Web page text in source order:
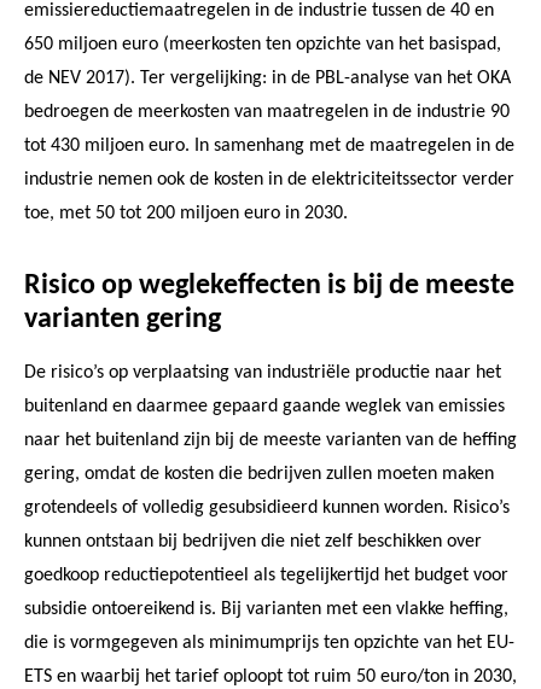
emissiereductiemaatregelen in de industrie tussen de 40 en
650 miljoen euro (meerkosten ten opzichte van het basispad,
de NEV 2017). Ter vergelijking: in de PBL-analyse van het OKA
bedroegen de meerkosten van maatregelen in de industrie 90
tot 430 miljoen euro. In samenhang met de maatregelen in de
industrie nemen ook de kosten in de elektriciteitssector verder
toe, met 50 tot 200 miljoen euro in 2030.
Risico op weglekeffecten is bij de meeste
varianten gering
De risico’s op verplaatsing van industriële productie naar het
buitenland en daarmee gepaard gaande weglek van emissies
naar het buitenland zijn bij de meeste varianten van de heffing
gering, omdat de kosten die bedrijven zullen moeten maken
grotendeels of volledig gesubsidieerd kunnen worden. Risico’s
kunnen ontstaan bij bedrijven die niet zelf beschikken over
goedkoop reductiepotentieel als tegelijkertijd het budget voor
subsidie ontoereikend is. Bij varianten met een vlakke heffing,
die is vormgegeven als minimumprijs ten opzichte van het EU-
ETS en waarbij het tarief oploopt tot ruim 50 euro/ton in 2030,